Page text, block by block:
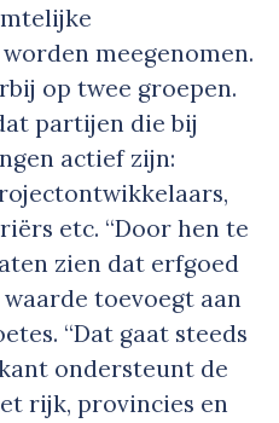
meegenomen.
op twee groepen.
partijen die bij
actief zijn:
etc. “Door hen te
zien dat erfgoed
toevoegt aan
“Dat gaat steeds
ondersteunt de
rijk, provincies en